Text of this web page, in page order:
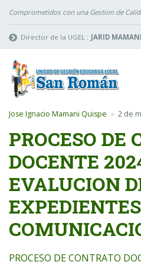
Comprometidos con una Gestion de
Director de la UGEL : JARID
Jose Ignacio Mamani Quispe 2 de
PROCESO DE
DOCENTE
EVALUCION
PROCESO DE CONTRATO